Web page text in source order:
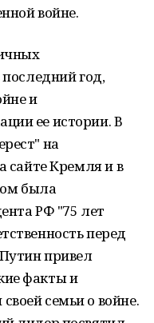
войне.
год,
и
ее истории. В
на
сайте Кремля и в
была
РФ "75 лет
перед
привел
факты и
семьи о войне.